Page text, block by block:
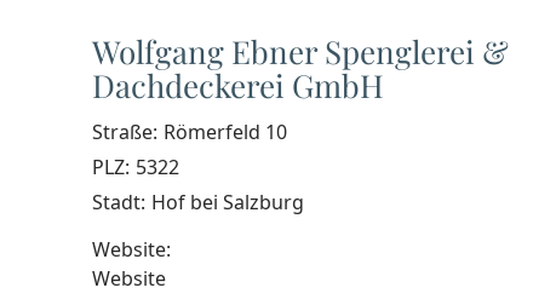
Wolfgang Ebner Spenglerei &
Dachdeckerei GmbH
Straße: Römerfeld 10
PLZ: 5322
Stadt: Hof bei Salzburg
Website:
Website